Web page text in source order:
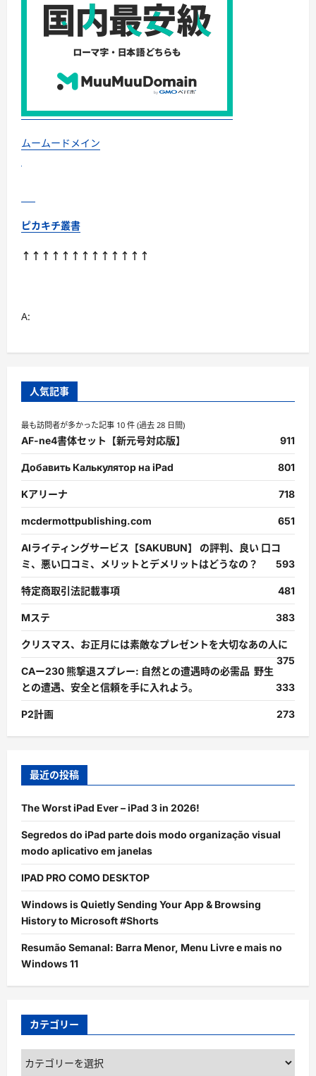
大
30％
Ｏ
Ｆ
に
い
て
ら
に
ムームードメイン
ピカキチ叢書
↑↑↑↑↑↑↑↑↑↑↑↑↑
A:
人気記事
最も訪問者が多かった記事 10 件 (過去 28 日間)
AF-ne4書体セット【新元号対応版】 911
Добавить Калькулятор на iPad 801
Kアリーナ 718
mcdermottpublishing.com 651
AIライティングサービス【SAKUBUN】 の評判、良い 口コ
ミ、悪い口コミ、メリットとデメリットはどうなの？
593
特定商取引法記載事項 481
Mステ 383
クリスマス、お正月には素敵なプレゼントを大切なあの人に
375
CAー230 熊撃退スプレー: 自然との遭遇時の必需品 野生
との遭遇、安全と信頼を手に入れよう。
333
P2計画 273
最近の投稿
The Worst iPad Ever – iPad 3 in 2026!
Segredos do iPad parte dois modo organização visual
modo aplicativo em janelas
IPAD PRO COMO DESKTOP
Windows is Quietly Sending Your App & Browsing
History to Microsoft #Shorts
Resumão Semanal: Barra Menor, Menu Livre e mais no
Windows 11
カテゴリー
カ